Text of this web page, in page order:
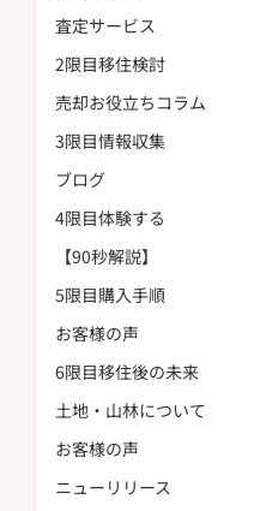
査定サービス
2限目移住検討
売却お役立ちコラム
3限目情報収集
ブログ
4限目体験する
【90秒解説】
5限目購入手順
お客様の声
6限目移住後の未来
土地・山林について
お客様の声
ニューリリース